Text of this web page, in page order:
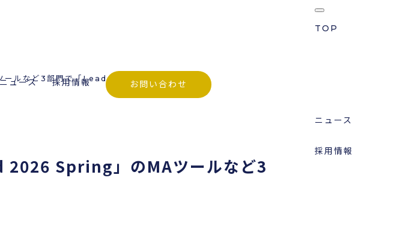
ニュース 採用情報 お問い合わせ
TOP
ニュース
採用情報
など3部門で「Leader」を初受賞
Spring」のMAツールなど3